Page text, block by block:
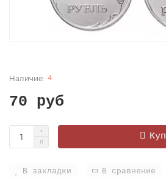
4
70 руб
В закладки В сравнение